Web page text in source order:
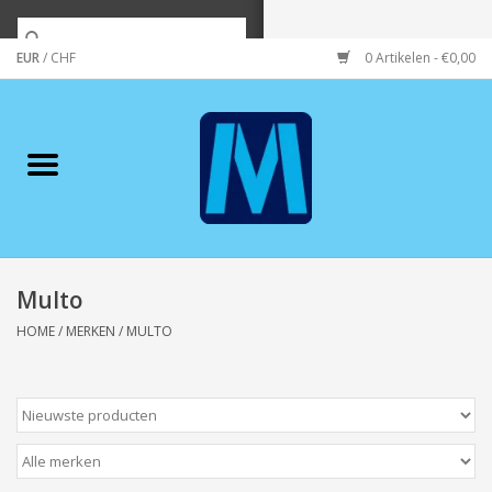
EUR/ CHF 0 Artikelen - €0,00
Merken
Wonen/koken/huishouden
Wenskaarten
Zeeuws/Streek
Multo
HOME/ MERKEN / MULTO